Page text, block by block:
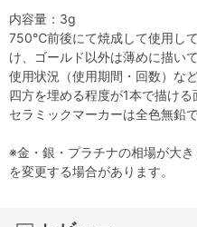
内容量：3g
750℃前後にて焼成して使用し
け、ゴールド以外は薄めに描いて
使用状況（使用期間・回数）な
四方を埋める程度が1本で描ける
セラミックマーカーは全色無鉛で
※金・銀・プラチナの相場が大
を変更する場合があります。